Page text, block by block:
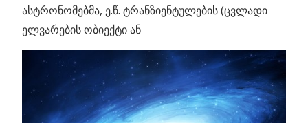
ასტრონომებმა, ე.წ. ტრანზიენტულების (ცვლადი
ელვარების ობიექტი ან